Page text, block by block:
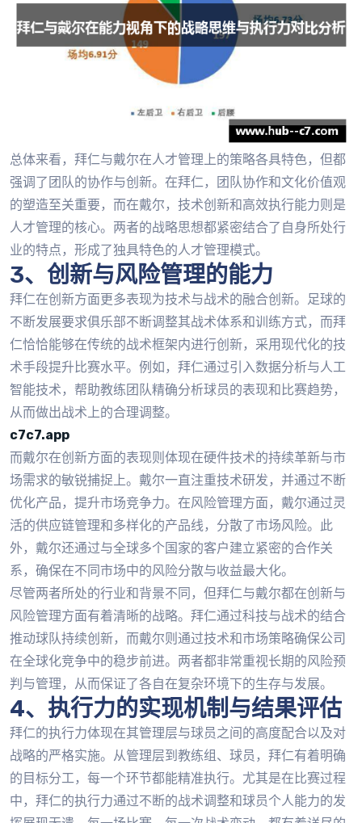
总体来看，拜仁与戴尔在人才管理上的策略各具特色，但都
强调了团队的协作与创新。在拜仁，团队协作和文化价值观
的塑造至关重要，而在戴尔，技术创新和高效执行能力则是
人才管理的核心。两者的战略思想都紧密结合了自身所处行
业的特点，形成了独具特色的人才管理模式。
3、创新与风险管理的能力
拜仁在创新方面更多表现为技术与战术的融合创新。足球的
不断发展要求俱乐部不断调整其战术体系和训练方式，而拜
仁恰恰能够在传统的战术框架内进行创新，采用现代化的技
术手段提升比赛水平。例如，拜仁通过引入数据分析与人工
智能技术，帮助教练团队精确分析球员的表现和比赛趋势，
从而做出战术上的合理调整。
c7c7.app
而戴尔在创新方面的表现则体现在硬件技术的持续革新与市
场需求的敏锐捕捉上。戴尔一直注重技术研发，并通过不断
优化产品，提升市场竞争力。在风险管理方面，戴尔通过灵
活的供应链管理和多样化的产品线，分散了市场风险。此
外，戴尔还通过与全球多个国家的客户建立紧密的合作关
系，确保在不同市场中的风险分散与收益最大化。
尽管两者所处的行业和背景不同，但拜仁与戴尔都在创新与
风险管理方面有着清晰的战略。拜仁通过科技与战术的结合
推动球队持续创新，而戴尔则通过技术和市场策略确保公司
在全球化竞争中的稳步前进。两者都非常重视长期的风险预
判与管理，从而保证了各自在复杂环境下的生存与发展。
4、执行力的实现机制与结果评估
拜仁的执行力体现在其管理层与球员之间的高度配合以及对
战略的严格实施。从管理层到教练组、球员，拜仁有着明确
的目标分工，每一个环节都能精准执行。尤其是在比赛过程
中，拜仁的执行力通过不断的战术调整和球员个人能力的发